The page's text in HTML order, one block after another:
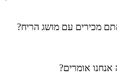
מכירים עם מושג הריח?
אומרים?